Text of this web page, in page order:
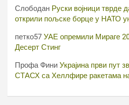
Слободан Руски војници тврде
открили пољске борце у НАТО
петко57 УАЕ опремили Мираге
Десерт Стинг
Профа Фини Украјина први пут
СТАСХ са Хеллфире ракетама